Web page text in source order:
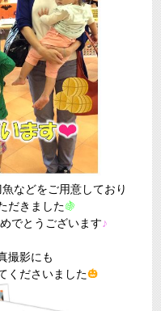
などをご用意しており
だきました🍇
でとうございます♪
撮影にも
くださいました🎃